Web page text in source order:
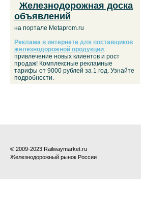
Железнодорожная доска
объявлений
на портале Metaprom.ru
Реклама в интернете для поставщиков
железнодорожной продукции:
привлечение новых клиентов и рост
продаж! Комплексные рекламные
тарифы от 9000 рублей за 1 год. Узнайте
подробности.
© 2009-2023 Railwaymarket.ru
Железнодорожный рынок России